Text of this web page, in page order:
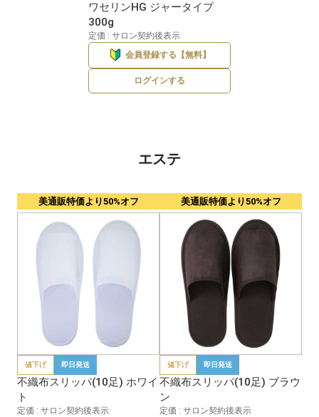
ワセリンHG ジャータイプ
300g
定価 : サロン契約後表示
会員登録する【無料】
ログインする
エステ
美通販特価より50%オフ
値下げ 即日発送
不織布スリッパ(10足) ホワイ
ト
定価 : サロン契約後表示
美通販特価より50%オフ
値下げ 即日発送
不織布スリッパ(10足) ブラウ
ン
定価 : サロン契約後表示